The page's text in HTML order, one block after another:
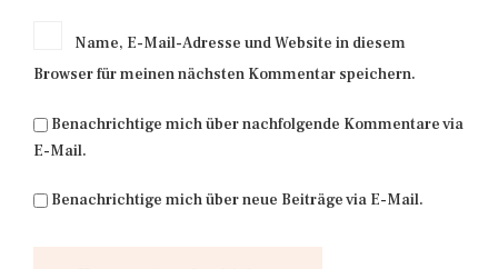
Name, E-Mail-Adresse und Website in diesem
Browser für meinen nächsten Kommentar speichern.
Benachrichtige mich über nachfolgende Kommentare via
E-Mail.
Benachrichtige mich über neue Beiträge via E-Mail.